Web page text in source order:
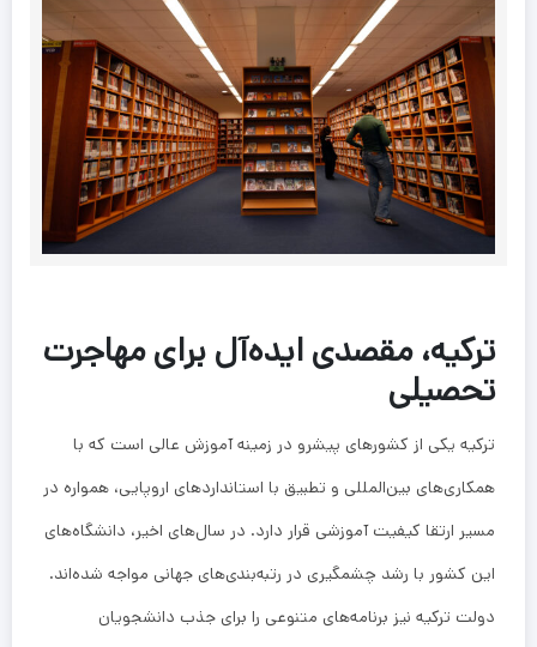
ترکیه، مقصدی ایده‌آل برای مهاجرت
تحصیلی
ترکیه یکی از کشورهای پیشرو در زمینه آموزش عالی است که با
همکاری‌های بین‌المللی و تطبیق با استانداردهای اروپایی، همواره در
مسیر ارتقا کیفیت آموزشی قرار دارد. در سال‌های اخیر، دانشگاه‌های
این کشور با رشد چشمگیری در رتبه‌بندی‌های جهانی مواجه شده‌اند.
دولت ترکیه نیز برنامه‌های متنوعی را برای جذب دانشجویان